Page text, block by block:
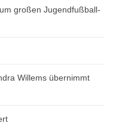
großen Jugendfußball-
Willems übernimmt